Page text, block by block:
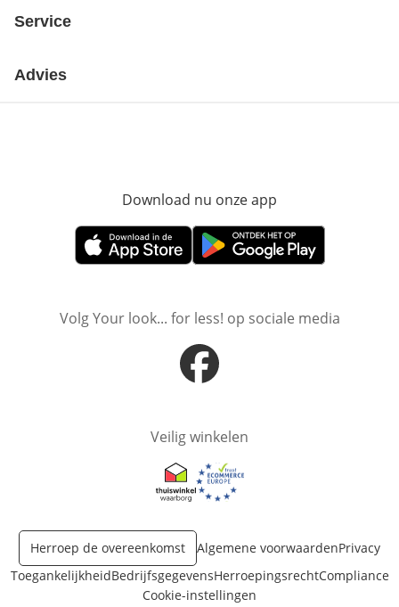
Service
Advies
Download nu onze app
Opent in nieuw vensterOpent in nieuw venster
Volg Your look... for less! op sociale media
Opent in nieuw venster
Veilig winkelen
Opent in nieuw venster
Opent in nieuw venster
Herroep de overeenkomst Algemene voorwaardenPrivacy
ToegankelijkheidBedrijfsgegevensHerroepingsrechtCompliance
Cookie-instellingen